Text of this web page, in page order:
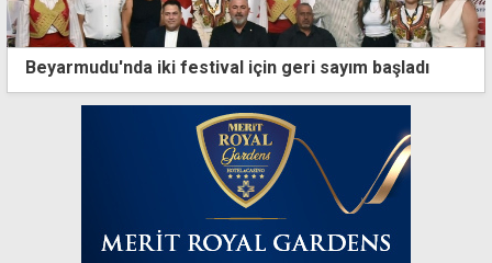
Beyarmudu'nda iki festival için geri sayım başladı